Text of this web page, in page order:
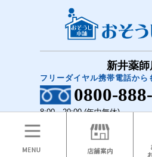
新井薬師
フリーダイヤル携帯電話から
0800-
8:00～20:00 (年中無休)
COPYRIGHT(C)2018 おそうじ本舗 新井